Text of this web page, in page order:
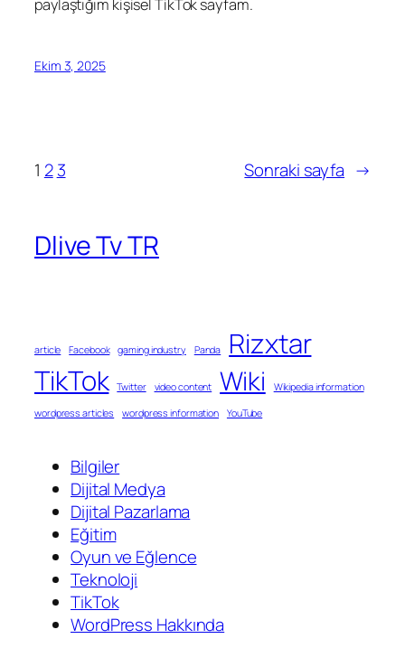
paylaştığım kişisel TikTok sayfam.
Ekim 3, 2025
1 2 3 Sonraki sayfa →
Dlive Tv TR
article Facebook gaming industry Panda
Rizxtar
TikTok
Twitter video content Wiki Wikipedia information
wordpress articles wordpress information YouTube
Bilgiler
Dijital Medya
Dijital Pazarlama
Eğitim
Oyun ve Eğlence
Teknoloji
TikTok
WordPress Hakkında